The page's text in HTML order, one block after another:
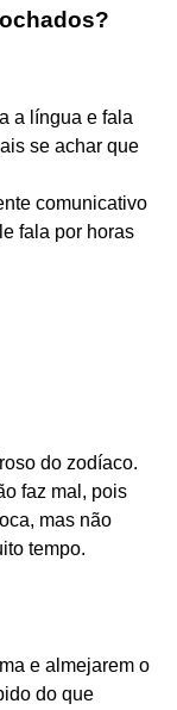
a língua e fala
se achar que
comunicativo
fala por horas
do zodíaco.
faz mal, pois
mas não
tempo.
e almejarem o
do que